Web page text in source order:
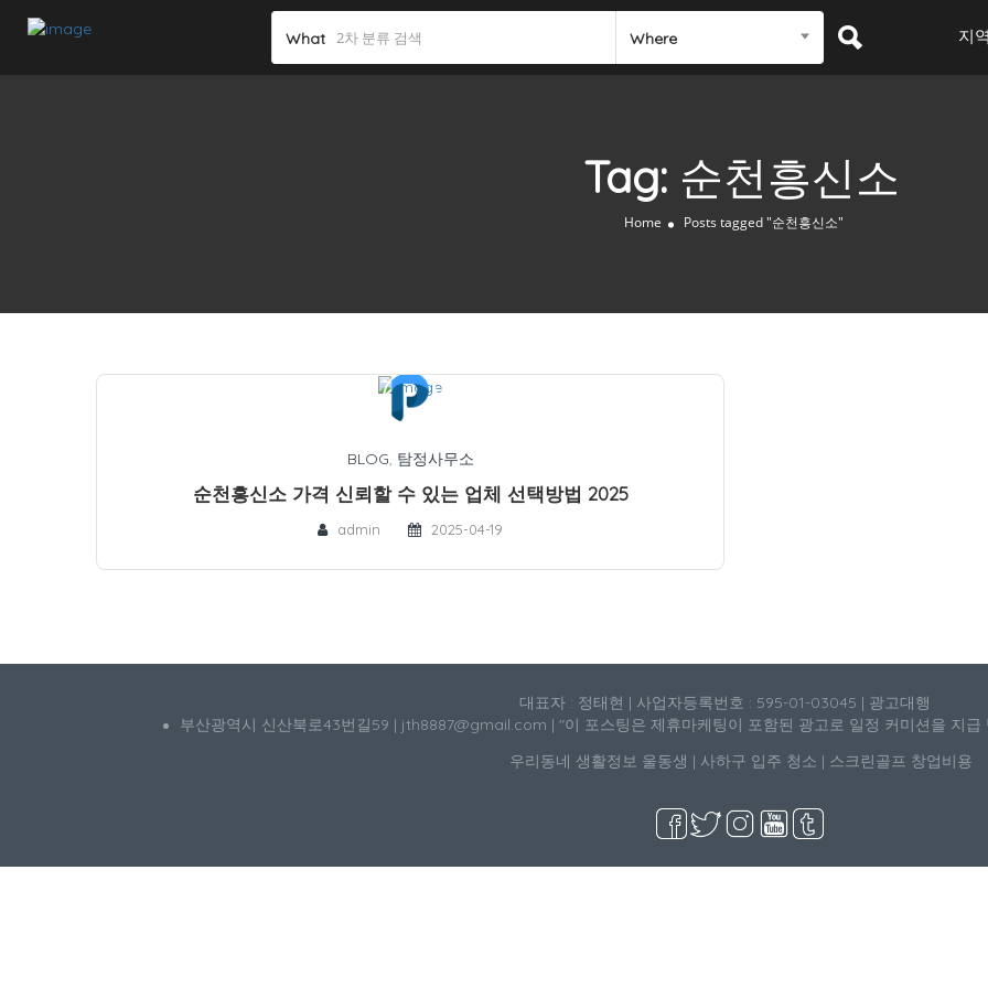
What Where 지
Tag: 순천흥신소
Home Posts tagged "순천흥신소"
BLOG, 탐정사무소
순천흥신소 가격 신뢰할 수 있는 업체 선택방법 2025
admin 2025-04-19
대표자 : 정태현 | 사업자등록번호 : 595-01-03045 | 광고대행
부산광역시 신산북로43번길59 | jth8887@gmail.com | "이 포스팅은 제휴마케팅이 포함된 광고로 일정 커미션을 지급
우리동네 생활정보 울동생 | 사하구 입주 청소 | 스크린골프 창업비용